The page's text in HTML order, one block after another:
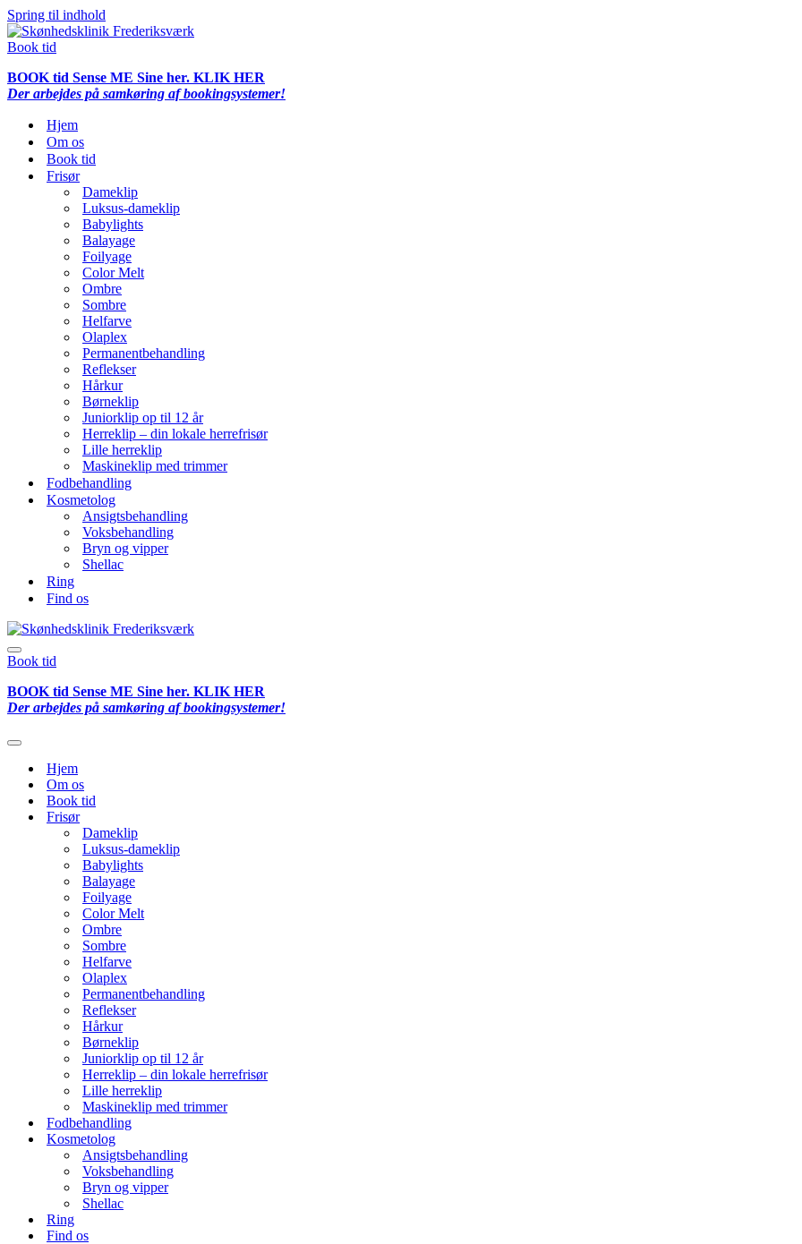
Spring til indhold
Book tid
BOOK tid Sense ME Sine her. KLIK HER
Der arbejdes på samkøring af bookingsystemer!
Hjem
Om os
Book tid
Frisør
Dameklip
Luksus-dameklip
Babylights
Balayage
Foilyage
Color Melt
Ombre
Sombre
Helfarve
Olaplex
Permanentbehandling
Reflekser
Hårkur
Børneklip
Juniorklip op til 12 år
Herreklip – din lokale herrefrisør
Lille herreklip
Maskineklip med trimmer
Fodbehandling
Kosmetolog
Ansigtsbehandling
Voksbehandling
Bryn og vipper
Shellac
Ring
Find os
Navigation
menu
Book tid
BOOK tid Sense ME Sine her. KLIK HER
Der arbejdes på samkøring af bookingsystemer!
Navigation
Hjem
Om os
Book tid
Frisør
Dameklip
Luksus-dameklip
Babylights
Balayage
Foilyage
Color Melt
Ombre
Sombre
Helfarve
Olaplex
Permanentbehandling
Reflekser
Hårkur
Børneklip
Juniorklip op til 12 år
Herreklip – din lokale herrefrisør
Lille herreklip
Maskineklip med trimmer
Fodbehandling
Kosmetolog
Ansigtsbehandling
Voksbehandling
Bryn og vipper
Shellac
Ring
Find os